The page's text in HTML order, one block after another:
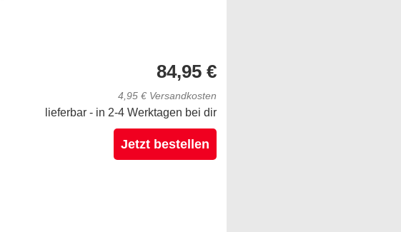
84,95 €
4,95 € Versandkosten
lieferbar - in 2-4 Werktagen bei dir
Jetzt bestellen